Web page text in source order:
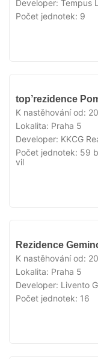
Developer: Tempus
Počet jednotek: 9
top’rezidence
K nastěhování od:
Lokalita: Praha 5
Developer: KKCG
Počet jednotek: 59
vil
Rezidence
K nastěhování od:
Lokalita: Praha 5
Developer: Livento
Počet jednotek: 16